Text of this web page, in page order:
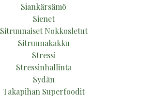
Siankärsämö
Sienet
Sitruunaiset Nokkosletut
Sitruunakakku
Stressi
Stressinhallinta
Sydän
Takapihan Superfoodit